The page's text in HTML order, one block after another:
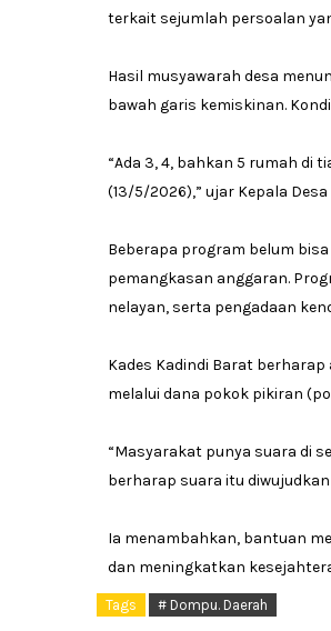
terkait sejumlah persoalan
Hasil musyawarah desa
bawah garis kemiskinan.
“Ada 3, 4, bahkan 5 rumah di
(13/5/2026),” ujar Kepala
Beberapa program belum
pemangkasan anggaran.
nelayan, serta pengadaan
Kades Kadindi Barat berharap
melalui dana pokok pikiran
“Masyarakat punya suara di
berharap suara itu
Ia menambahkan, bantuan
dan meningkatkan
Tags # Dompu. Daerah